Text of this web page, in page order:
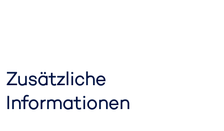
Zusätzliche
Informationen